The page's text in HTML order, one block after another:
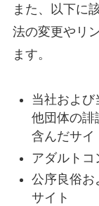
また、以下に
法の変更やリ
ます。
当社および
他団体の誹
含んだサイ
アダルトコ
公序良俗お
サイト